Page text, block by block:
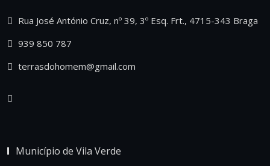
Rua José António Cruz, nº 39, 3º Esq. Frt., 4715-343 Braga
939 850 787
terrasdohomem@gmail.com
Município de Vila Verde